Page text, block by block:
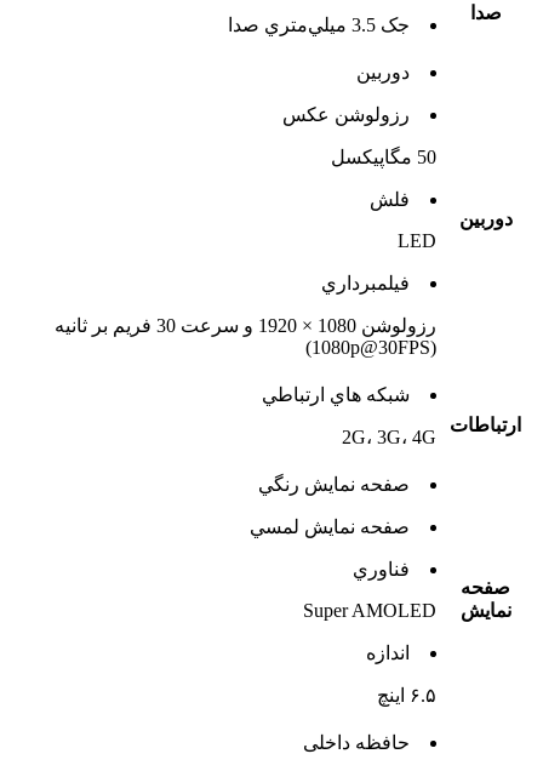
صدا
جک 3.5 ميلي‌متري صدا
دوربين
دوربين
رزولوشن عکس
50 مگاپیکسل
فلش
LED
فيلمبرداري
رزولوشن 1080 × 1920 و سرعت 30 فریم بر ثانیه
(1080p@30FPS)
ارتباطات
شبکه هاي ارتباطي
2G، 3G، 4G
صفحه
نمايش
صفحه نمايش رنگي
صفحه نمايش لمسي
فناوري
Super AMOLED
اندازه
۶.۵ اینچ
حافظه داخلی